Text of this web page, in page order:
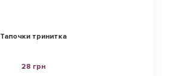
Тапочки тринитка
28 грн